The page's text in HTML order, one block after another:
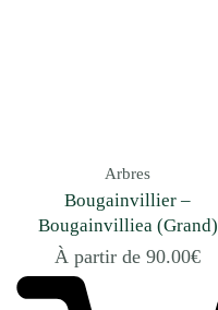
Arbres
Bougainvillier –
Bougainvilliea (Grand)
À partir de 90.00€